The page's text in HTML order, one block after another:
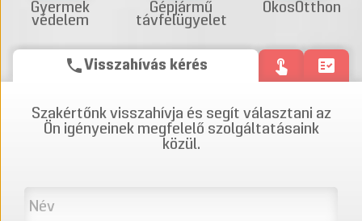
Gyermek
védelem
Gépjármű
távfelügyelet
OkosOtthon
phoneVisszahívás kérés touch_app fact_check
Szakértőnk visszahívja és segít választani az
Ön igényeinek megfelelő szolgáltatásaink
közül.